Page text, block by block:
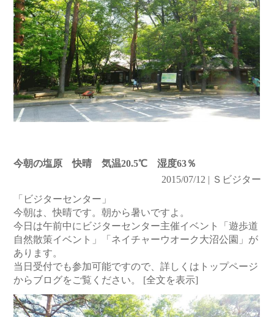
今朝の塩原 快晴 気温20.5℃ 湿度63％
2015/07/12 | Ｓビジター
「ビジターセンター」
今朝は、快晴です。朝から暑いですよ。
今日は午前中にビジターセンター主催イベント「遊歩道
自然散策イベント」「ネイチャーウオーク大沼公園」が
あります。
当日受付でも参加可能ですので、詳しくはトップページ
からブログをご覧ください。 [全文を表示]